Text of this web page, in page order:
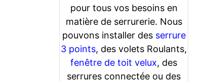
pour tous vos besoins en
matière de serrurerie. Nous
pouvons installer des serrure
3 points, des volets Roulants,
fenêtre de toit velux, des
serrures connectée ou des